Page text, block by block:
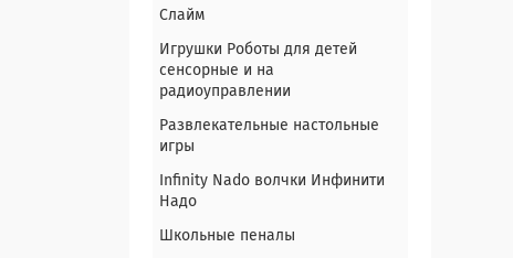
Слайм
Игрушки Роботы для детей
сенсорные и на
радиоуправлении
Развлекательные настольные
игры
Infinity Nado волчки Инфинити
Надо
Школьные пеналы